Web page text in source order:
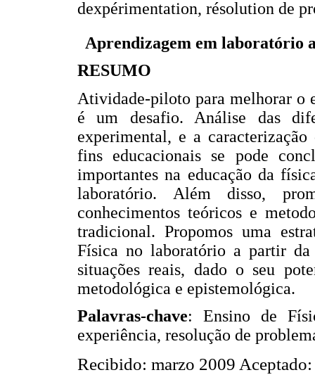
dexpérimentation, résolution de
Aprendizagem em laboratório
RESUMO
Atividade-piloto para melhorar o
é um desafio. Análise das
experimental, e a
fins educacionais se pode
importantes na educação da
laboratório. Além disso,
conhecimentos teóricos e
tradicional. Propomos uma
Física no laboratório a partir da
situações reais, dado o seu
metodológica e epistemológica.
Palavras-chave: Ensino de
experiência, resolução de
Recibido: marzo 2009